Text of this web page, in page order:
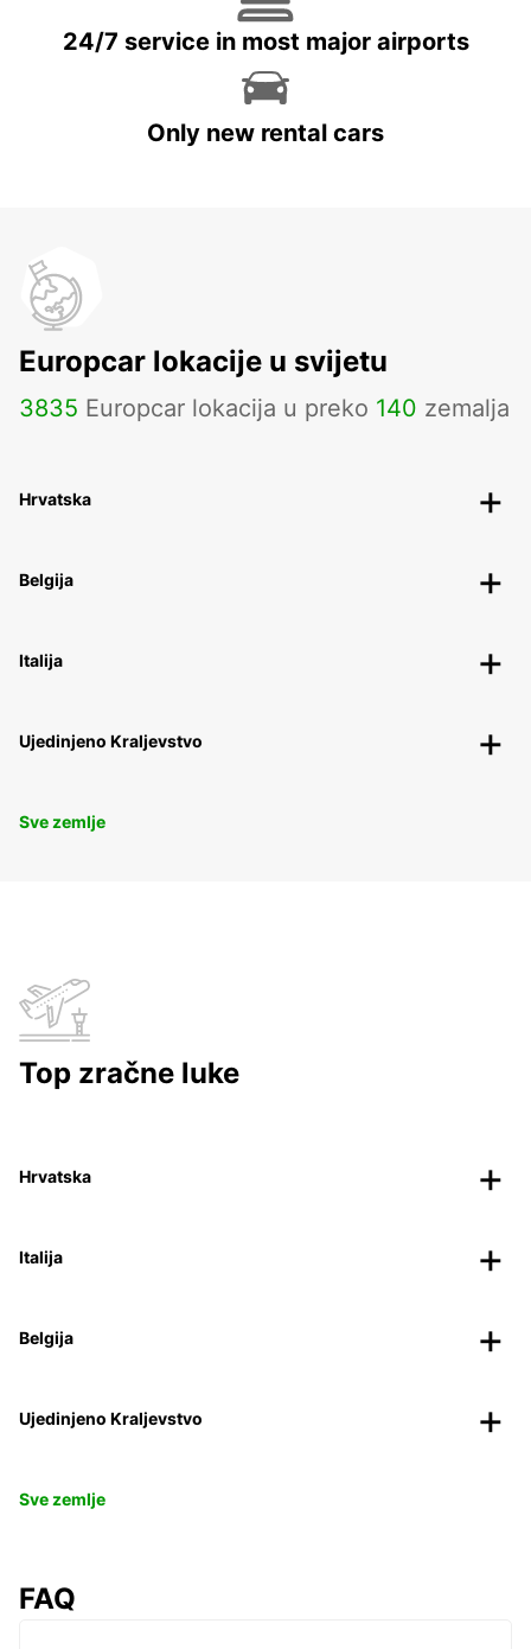
24/7 service in most major airports
Only new rental cars
Europcar lokacije u svijetu
3835 Europcar lokacija u preko 140 zemalja
Hrvatska
Belgija
Italija
Ujedinjeno Kraljevstvo
Sve zemlje
Top zračne luke
Hrvatska
Italija
Belgija
Ujedinjeno Kraljevstvo
Sve zemlje
FAQ